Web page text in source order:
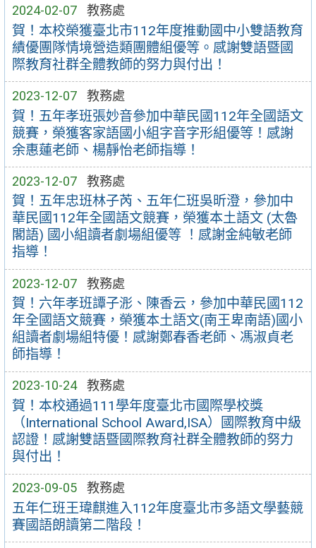
2024-02-07 教務處
賀！本校榮獲臺北市112年度推動國中小雙語教育
績優團隊情境營造類團體組優等。感謝雙語暨國
際教育社群全體教師的努力與付出！
2023-12-07 教務處
賀！五年孝班張妙音參加中華民國112年全國語文
競賽，榮獲客家語國小組字音字形組優等！感謝
余惠蓮老師、楊靜怡老師指導！
2023-12-07 教務處
賀！五年忠班林子芮、五年仁班吳昕澄，參加中
華民國112年全國語文競賽，榮獲本土語文 (太魯
閣語) 國小組讀者劇場組優等 ！感謝金純敏老師
指導！
2023-12-07 教務處
賀！六年孝班譚子浵、陳香云，參加中華民國112
年全國語文競賽，榮獲本土語文(南王卑南語)國小
組讀者劇場組特優！感謝鄭春香老師、馮淑貞老
師指導！
2023-10-24 教務處
賀！本校通過111學年度臺北市國際學校獎
（International School Award,ISA）國際教育中級
認證！感謝雙語暨國際教育社群全體教師的努力
與付出！
2023-09-05 教務處
五年仁班王瑋麒進入112年度臺北市多語文學藝競
賽國語朗讀第二階段！